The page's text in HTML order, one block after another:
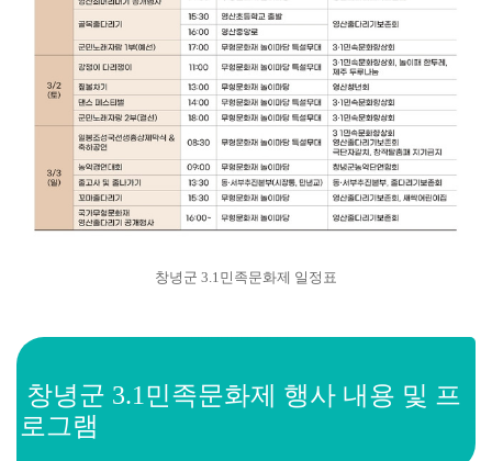
창녕군 3.1민족문화제 일정표
창녕군 3.1민족문화제 행사 내용 및 프
로그램